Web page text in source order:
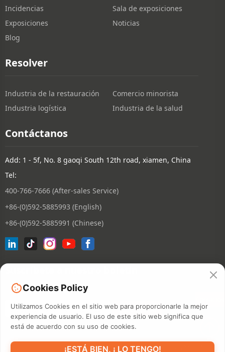
Incidencias
Sala de exposiciones
Exposiciones
Noticias
Blog
Resolver
Industria de la restauración
Comercio minorista
Industria logística
Industria de la salud
Contáctanos
Add: 1 - 5f, No. 8 gaoqi South 12th road, xiamen, China
Tel:
400-766-7666 (After-sales Service)
+86-(0)592-5885993 (English)
+86-(0)592-5885991 (Chinese)
©2026 XIAMEN HANIN CO., LTD.POLÍTICA DE PRIVACIDAD
Cookies Policy
Utilizamos Cookies en el sitio web para proporcionarle la mejor
experiencia de usuario. El uso de este sitio web significa que
está de acuerdo con su uso de cookies.
¡ESTÁ BIEN, ¡ LO TENGO!